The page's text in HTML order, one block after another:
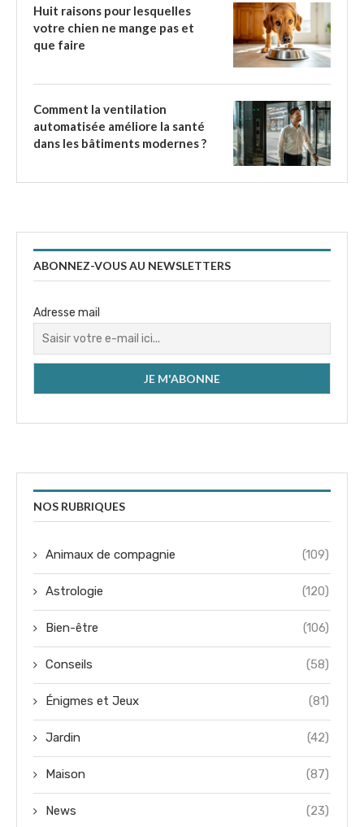
Huit raisons pour lesquelles
votre chien ne mange pas et
que faire
Comment la ventilation
automatisée améliore la santé
dans les bâtiments modernes ?
ABONNEZ-VOUS AU NEWSLETTERS
Adresse mail
NOS RUBRIQUES
Animaux de compagnie (109)
Astrologie (120)
Bien-être (106)
Conseils (58)
Énigmes et Jeux (81)
Jardin (42)
Maison (87)
News (23)